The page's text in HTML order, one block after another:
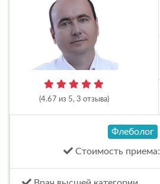
(4.67 из 5, 3 отзыва)
Флеболог
Стоимость приема: